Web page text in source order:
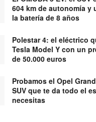
604 km de autonomía y
la batería de 8 años
Polestar 4: el eléctrico
Tesla Model Y con un
de 50.000 euros
Probamos el Opel
SUV que te da todo el
necesitas